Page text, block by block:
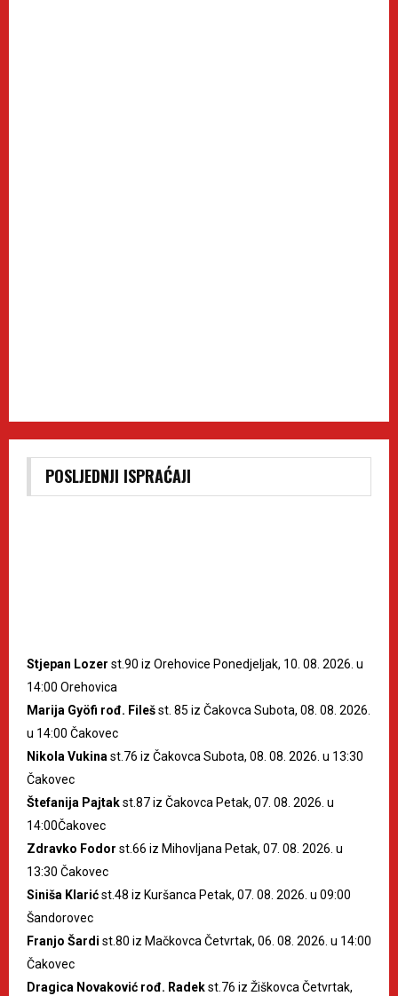
POSLJEDNJI ISPRAĆAJI
Stjepan Lozer st.90 iz Orehovice Ponedjeljak, 10. 08. 2026. u
14:00 Orehovica
Marija Gyöfi rođ. Filešst. 85 iz Čakovca Subota, 08. 08. 2026.
u 14:00 Čakovec
Nikola Vukinast.76 iz Čakovca Subota, 08. 08. 2026. u 13:30
Čakovec
Štefanija Pajtakst.87 iz Čakovca Petak, 07. 08. 2026. u
14:00Čakovec
Zdravko Fodor st.66 iz Mihovljana Petak, 07. 08. 2026. u
13:30 Čakovec
Siniša Klarićst.48 iz Kuršanca Petak, 07. 08. 2026. u 09:00
Šandorovec
Franjo Šardi st.80 iz Mačkovca Četvrtak, 06. 08. 2026. u 14:00
Čakovec
Dragica Novaković rođ. Radekst.76 iz Žiškovca Četvrtak,